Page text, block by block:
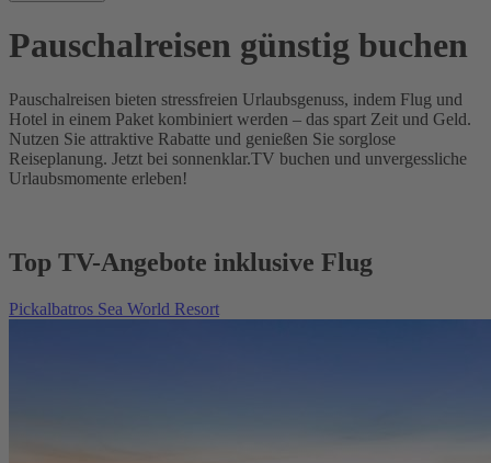
Pauschalreisen günstig buchen
Pauschalreisen bieten stressfreien Urlaubsgenuss, indem Flug und
Hotel in einem Paket kombiniert werden – das spart Zeit und Geld.
Nutzen Sie attraktive Rabatte und genießen Sie sorglose
Reiseplanung. Jetzt bei sonnenklar.TV buchen und unvergessliche
Urlaubsmomente erleben!
Top TV-Angebote inklusive Flug
Pickalbatros Sea World Resort